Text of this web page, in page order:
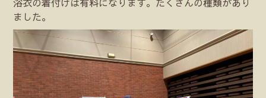
浴衣の着付けは有料になります。たくさんの種類があり
ました。